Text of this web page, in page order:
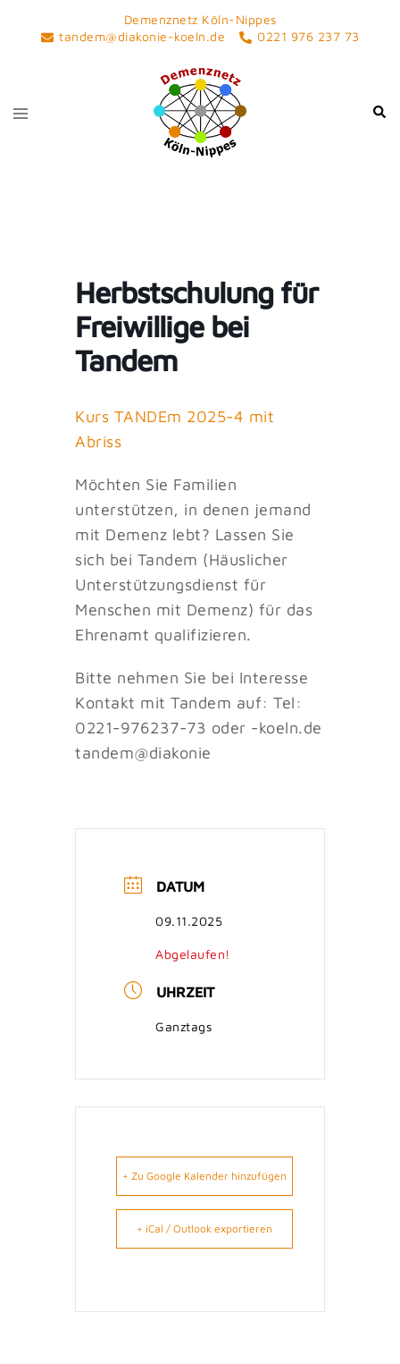
Demenznetz Köln-Nippes
tandem@diakonie-koeln.de
0221 976 237 73
Toggle
menu
Herbstschulung für
Freiwillige bei
Tandem
Kurs TANDEm 2025-4 mit
Abriss
Möchten Sie Familien
unterstützen, in denen jemand
mit Demenz lebt? Lassen Sie
sich bei Tandem (Häuslicher
Unterstützungsdienst für
Menschen mit Demenz) für das
Ehrenamt qualifizieren.
Bitte nehmen Sie bei Interesse
Kontakt mit Tandem auf: Tel:
0221-976237-73 oder
ed.nl
eok-
e
inoka
id@me
dnat
DATUM
09.11.2025
Abgelaufen!
UHRZEIT
Ganztags
+ Zu Google Kalender hinzufügen
+ iCal / Outlook exportieren